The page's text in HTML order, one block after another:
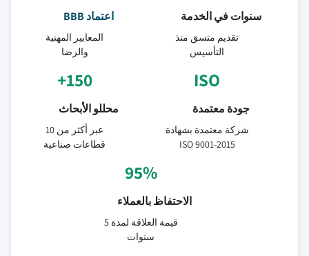
سنوات في الخدمة
تقديم متسق منذ
التأسيس
اعتماد BBB
المعايير المهنية
والرضا
ISO
جودة معتمدة
شركة معتمدة بشهادة
ISO 9001-2015
150+
محللو الأبحاث
عبر أكثر من 10
قطاعات صناعية
95%
الاحتفاظ بالعملاء
قيمة العلاقة لمدة 5
سنوات